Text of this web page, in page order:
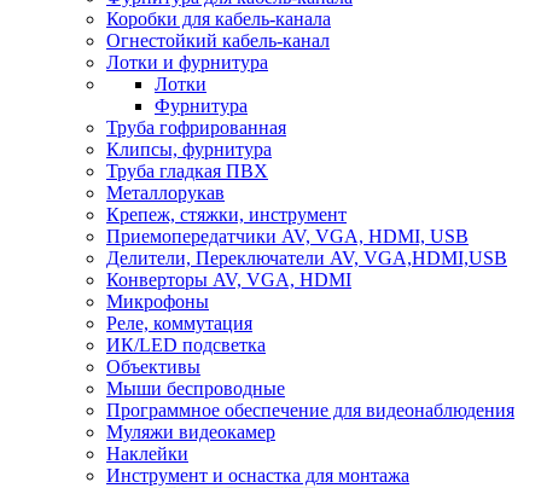
Коробки для кабель-канала
Огнестойкий кабель-канал
Лотки и фурнитура
Лотки
Фурнитура
Труба гофрированная
Клипсы, фурнитура
Труба гладкая ПВХ
Металлорукав
Крепеж, стяжки, инструмент
Приемопередатчики AV, VGA, HDMI, USB
Делители, Переключатели AV, VGA,HDMI,USB
Конверторы AV, VGA, HDMI
Микрофоны
Реле, коммутация
ИК/LED подсветка
Объективы
Мыши беспроводные
Программное обеспечение для видеонаблюдения
Муляжи видеокамер
Наклейки
Инструмент и оснастка для монтажа